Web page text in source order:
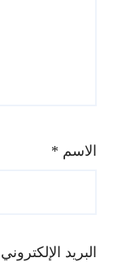
الاسم*
البريد الإلكتروني*